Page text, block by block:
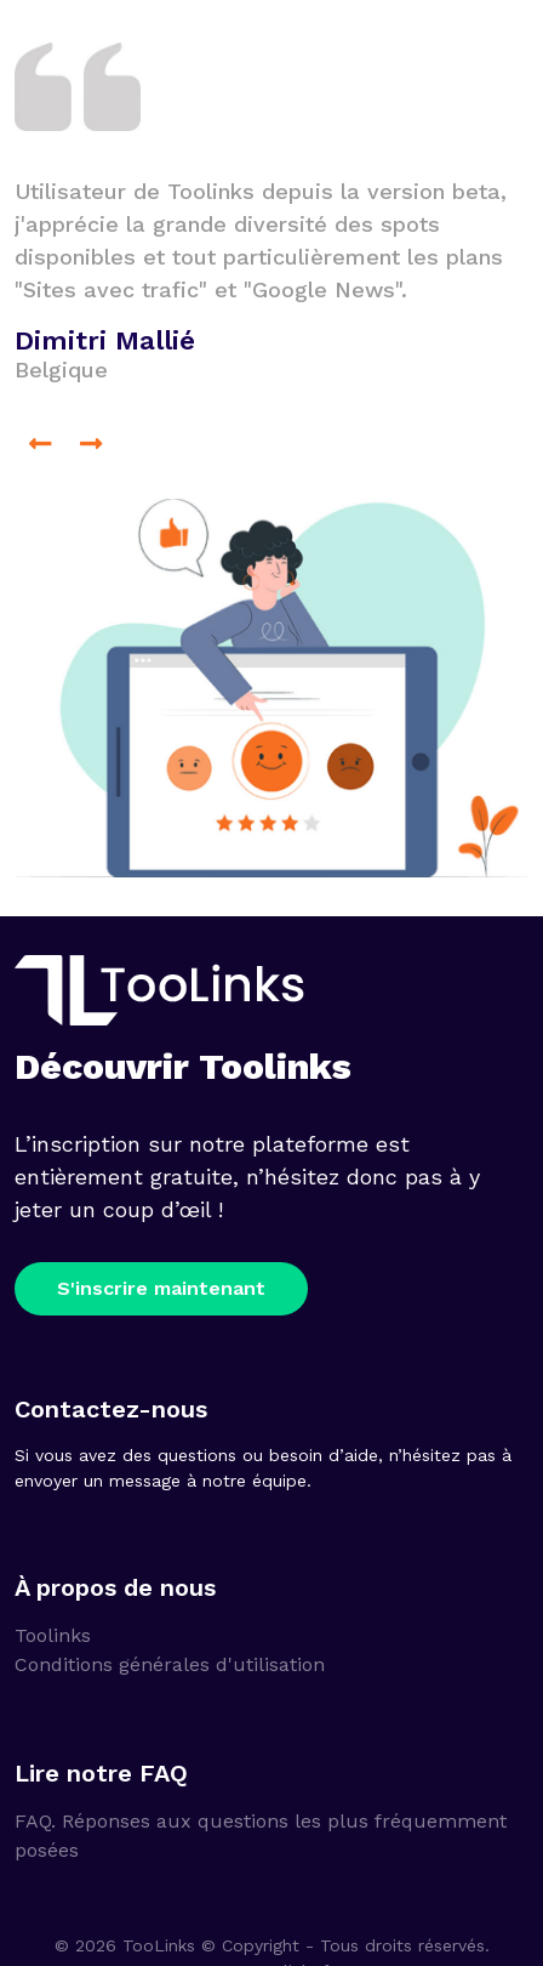
Toolinks est un superbe outil pour les
personnes qui ont un petit budget netlinking. Il
y a de très bons sites sur la plateforme. Je
recommande !
Simon Armatol
France
Découvrir Toolinks
L’inscription sur notre plateforme est
entièrement gratuite, n’hésitez donc pas à y
jeter un coup d’œil !
S'inscrire maintenant
Contactez-nous
Si vous avez des questions ou besoin d’aide, n’hésitez pas à
envoyer un message à notre équipe.
À propos de nous
Toolinks
Conditions générales d'utilisation
Lire notre FAQ
FAQ. Réponses aux questions les plus fréquemment
posées
© 2026 TooLinks © Copyright - Tous droits réservés.